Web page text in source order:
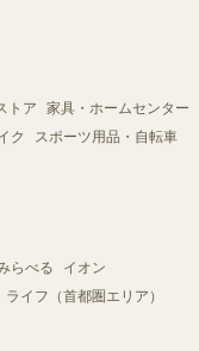
トア
家具・ホームセンター
ク
スポーツ用品・自転車
らべる
イオン
ライフ（首都圏エリア）